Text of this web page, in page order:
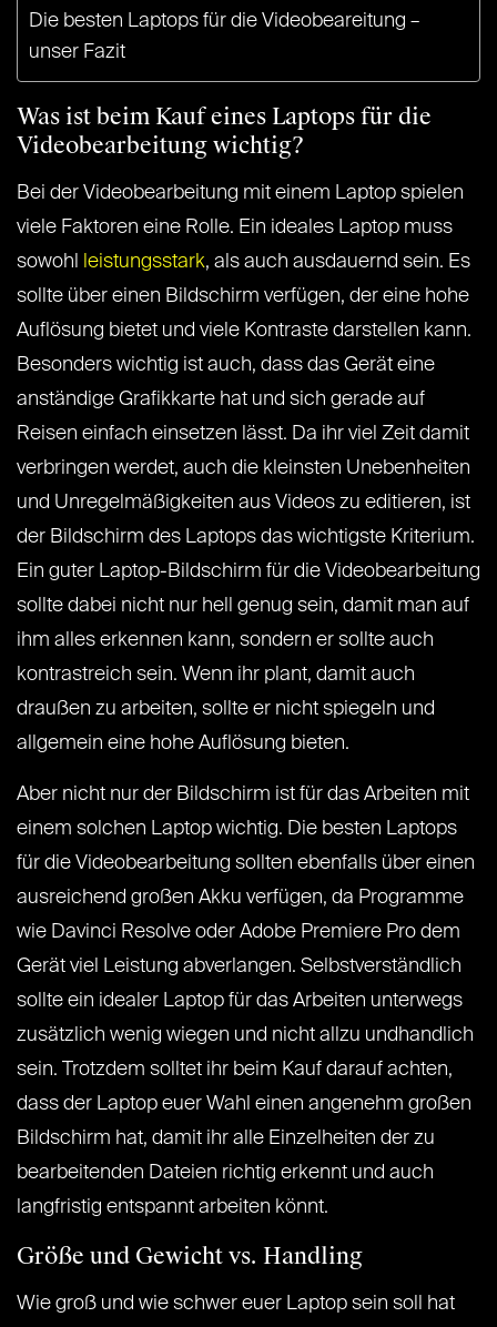
Die besten Laptops für die Videobeareitung –
unser Fazit
Was ist beim Kauf eines Laptops für die
Videobearbeitung wichtig?
Bei der Videobearbeitung mit einem Laptop spielen
viele Faktoren eine Rolle. Ein ideales Laptop muss
sowohl
leistungsstark, als auch ausdauernd sein. Es
sollte über einen Bildschirm verfügen, der eine hohe
Auflösung bietet und viele Kontraste darstellen kann.
Besonders wichtig ist auch, dass das Gerät eine
anständige Grafikkarte hat und sich gerade auf
Reisen einfach einsetzen lässt. Da ihr viel Zeit damit
verbringen werdet, auch die kleinsten Unebenheiten
und Unregelmäßigkeiten aus Videos zu editieren, ist
der Bildschirm des Laptops das wichtigste Kriterium.
Ein guter Laptop-Bildschirm für die Videobearbeitung
sollte dabei nicht nur hell genug sein, damit man auf
ihm alles erkennen kann, sondern er sollte auch
kontrastreich sein. Wenn ihr plant, damit auch
draußen zu arbeiten, sollte er nicht spiegeln und
allgemein eine hohe Auflösung bieten.
Aber nicht nur der Bildschirm ist für das Arbeiten mit
einem solchen Laptop wichtig. Die besten Laptops
für die Videobearbeitung sollten ebenfalls über einen
ausreichend großen Akku verfügen, da Programme
wie Davinci Resolve oder Adobe Premiere Pro dem
Gerät viel Leistung abverlangen. Selbstverständlich
sollte ein idealer Laptop für das Arbeiten unterwegs
zusätzlich wenig wiegen und nicht allzu undhandlich
sein. Trotzdem solltet ihr beim Kauf darauf achten,
dass der Laptop euer Wahl einen angenehm großen
Bildschirm hat, damit ihr alle Einzelheiten der zu
bearbeitenden Dateien richtig erkennt und auch
langfristig entspannt arbeiten könnt.
Größe und Gewicht vs. Handling
Wie groß und wie schwer euer Laptop sein soll hat